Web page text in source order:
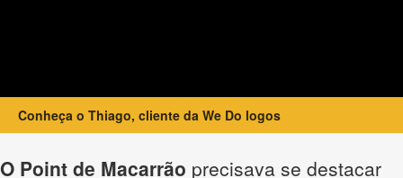
Conheça o Thiago, cliente da We Do logos
O Point de Macarrão precisava se destacar